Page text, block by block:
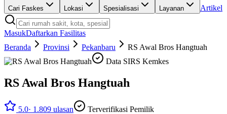
Cari Faskes Lokasi Spesialisasi Layanan Artikel
MasukDaftarkan Fasilitas
Beranda
Provinsi Pekanbaru
RS Awal Bros Hangtuah
Data SIRS Kemkes
RS Awal Bros Hangtuah
5.0· 1.809 ulasan
Terverifikasi Pemilik